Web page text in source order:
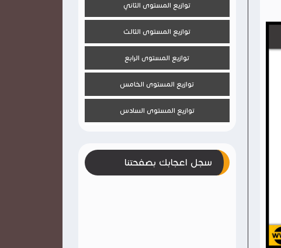
توازيع المستوى الثاني
توازيع المستوى الثالث
توازيع المستوى الرابع
توازيع المستوى الخامس
توازيع المستوى السادس
سجل اعجابك بصفحتنا